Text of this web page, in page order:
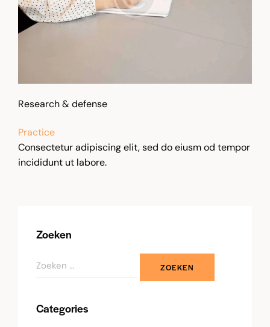
Research & defense
Practice
Consectetur adipiscing elit, sed do eiusm od tempor
incididunt ut labore.
Zoeken
Categories